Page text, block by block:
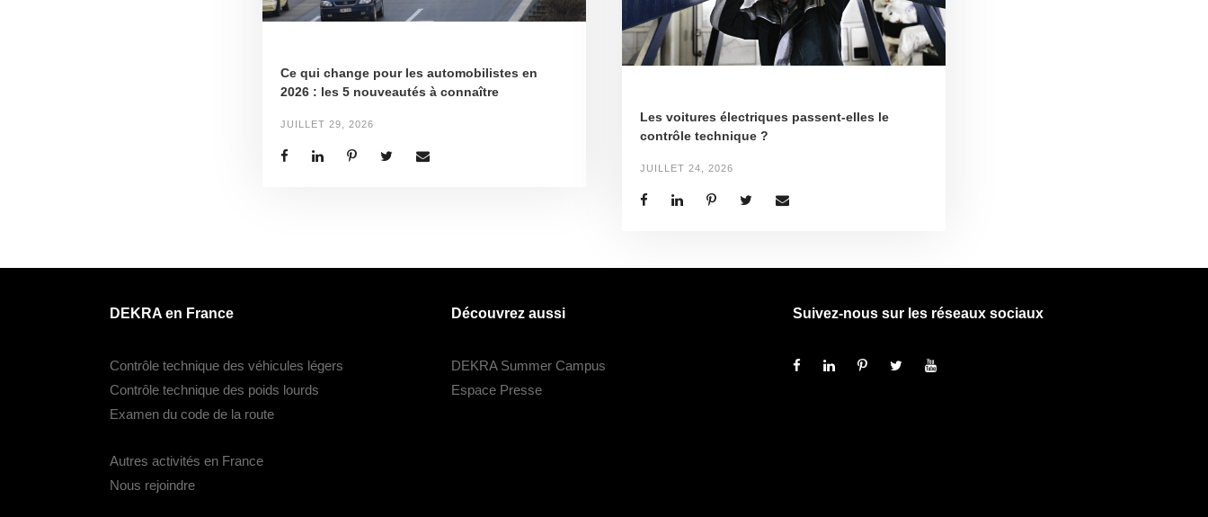
Ce qui change pour les automobilistes en
2026 : les 5 nouveautés à connaître
JUILLET 29, 2026
Les voitures électriques passent-elles le
contrôle technique ?
JUILLET 24, 2026
DEKRA en France
Contrôle technique des véhicules légers
Contrôle technique des poids lourds
Examen du code de la route
Autres activités en France
Nous rejoindre
Découvrez aussi
DEKRA Summer Campus
Espace Presse
Suivez-nous sur les réseaux sociaux